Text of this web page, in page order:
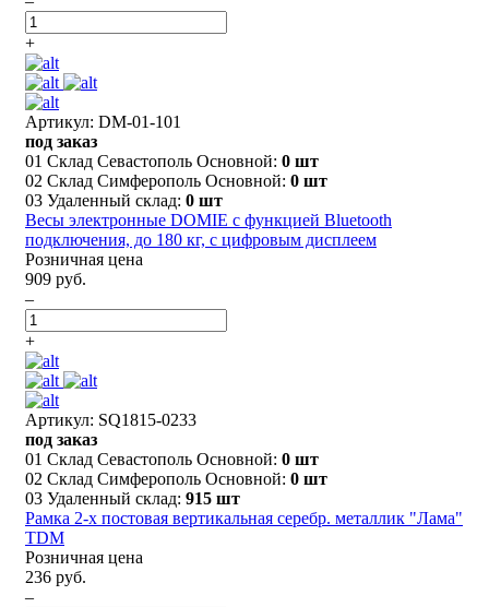
+
Артикул: DM-01-101
под заказ
01 Склад Севастополь Основной: 0 шт
02 Склад Симферополь Основной: 0 шт
03 Удаленный склад: 0 шт
Весы электронные DOMIE с функцией Bluetooth
подключения, до 180 кг, с цифровым дисплеем
Розничная цена
909 руб.
–
+
Артикул: SQ1815-0233
под заказ
01 Склад Севастополь Основной: 0 шт
02 Склад Симферополь Основной: 0 шт
03 Удаленный склад: 915 шт
Рамка 2-х постовая вертикальная серебр. металлик "Лама"
TDM
Розничная цена
236 руб.
–